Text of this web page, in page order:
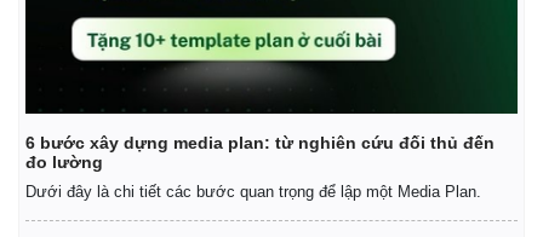
6 bước xây dựng media plan: từ nghiên cứu đối thủ đến
đo lường
Dưới đây là chi tiết các bước quan trọng để lập một Media Plan.